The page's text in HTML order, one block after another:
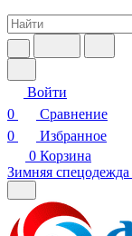
Войти
0
Сравнение
0
Избранное
0 Корзина
Зимняя спецодежда